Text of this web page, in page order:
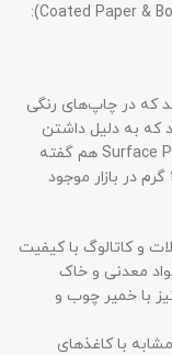
که در چاپ‌های رنگی
که به دلیل داشتن
پوشش صاف و یکنواخت این کاغذ، به آن Surface Paper هم گفته
می‌شود و در گرماژهای مختلف از ۹۰ گرم تا ۳۰۰ گرم در بازار موجود
و کاتالوگ با کیفیت
معدنی و خاک
با خمیر چوب و
با کاغذهای